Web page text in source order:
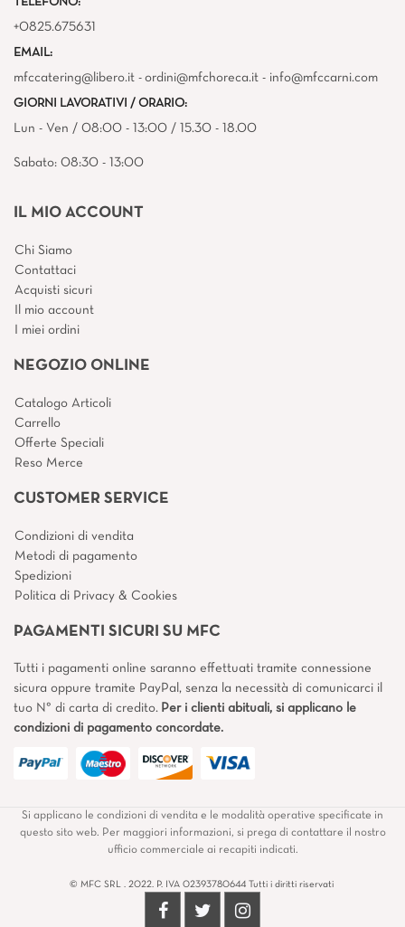
+0825.675631
EMAIL:
mfccatering@libero.it - ordini@mfchoreca.it - info@mfccarni.com
GIORNI LAVORATIVI / ORARIO:
Lun - Ven / 08:00 - 13:00 / 15.30 - 18.00
Sabato: 08:30 - 13:00
IL MIO ACCOUNT
Chi Siamo
Contattaci
Acquisti sicuri
Il mio account
I miei ordini
NEGOZIO ONLINE
Catalogo Articoli
Carrello
Offerte Speciali
Reso Merce
CUSTOMER SERVICE
Condizioni di vendita
Metodi di pagamento
Spedizioni
Politica di Privacy & Cookies
PAGAMENTI SICURI SU MFC
Tutti i pagamenti online saranno effettuati tramite connessione
sicura oppure tramite PayPal, senza la necessità di comunicarci il
tuo N° di carta di credito. Per i clienti abituali, si applicano le
condizioni di pagamento concordate.
Si applicano le condizioni di vendita e le modalità operative specificate in
questo sito web. Per maggiori informazioni, si prega di contattare il nostro
ufficio commerciale ai recapiti indicati.
© MFC SRL . 2022. P. IVA 02393780644 Tutti i diritti riservati